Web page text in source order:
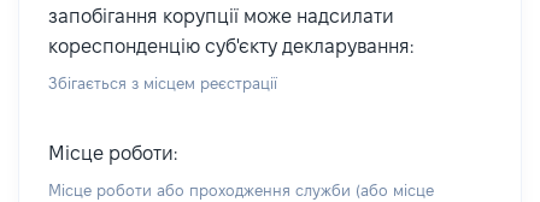
запобігання корупції може надсилати
кореспонденцію суб'єкту декларування:
Збігається з місцем реєстрації
Місце роботи:
Місце роботи або проходження служби (або місце